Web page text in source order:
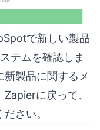
で新しい製品
テムを確認しま
製品に関するメ
に戻って、
さい。